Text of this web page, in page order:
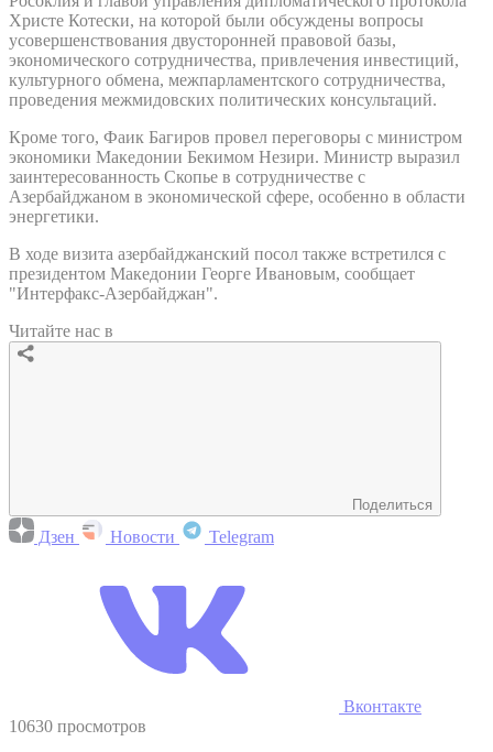
Христе Котески, на которой были обсуждены вопросы
усовершенствования двусторонней правовой базы,
экономического сотрудничества, привлечения инвестиций,
культурного обмена, межпарламентского сотрудничества,
проведения межмидовских политических консультаций.
Кроме того, Фаик Багиров провел переговоры с министром
экономики Македонии Бекимом Незири. Министр выразил
заинтересованность Скопье в сотрудничестве с
Азербайджаном в экономической сфере, особенно в области
энергетики.
В ходе визита азербайджанский посол также встретился с
президентом Македонии Георге Ивановым, сообщает
"Интерфакс-Азербайджан".
Читайте нас в
Поделиться
Дзен Новости Telegram
Вконтакте
10630 просмотров